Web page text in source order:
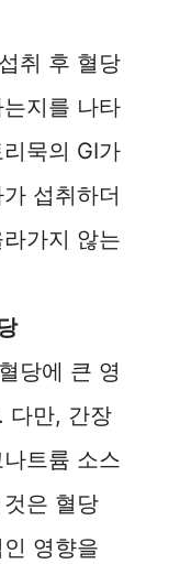
취 후 혈당
지를 나타
묵의 GI가
섭취하더
가지 않는
당에 큰 영
다만, 간장
트륨 소스
은 혈당
영향을